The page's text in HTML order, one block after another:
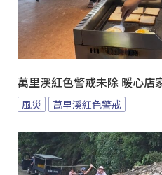
萬里溪紅色警戒未除 暖心店
風災 萬里溪紅色警戒